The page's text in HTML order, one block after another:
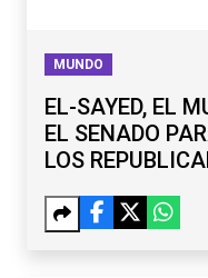
MUNDO
EL-SAYED, EL
EL SENADO
LOS